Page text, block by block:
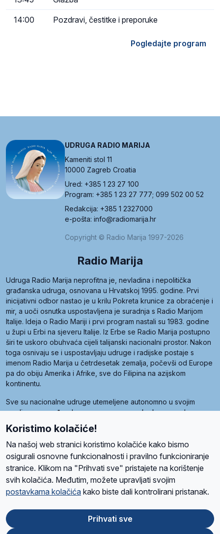
14:00 Pozdravi, čestitke i preporuke
Pogledajte program
UDRUGA RADIO MARIJA
Kameniti stol 11
10000 Zagreb Croatia
Ured: +385 1 23 27 100
Program: +385 1 23 27 777; 099 502 00 52
Redakcija: +385 1 2327000
e-pošta: info@radiomarija.hr
Copyright © Radio Marija 1997-2026
Radio Marija
Udruga Radio Marija neprofitna je, nevladina i nepolitička
građanska udruga, osnovana u Hrvatskoj 1995. godine. Prvi
inicijativni odbor nastao je u krilu Pokreta krunice za obraćenje i
mir, a uoči osnutka uspostavljena je suradnja s Radio Marijom
Italije. Ideja o Radio Mariji i prvi program nastali su 1983. godine
u župi u Erbi na sjeveru Italije. Iz Erbe se Radio Marija postupno
širi te uskoro obuhvaća cijeli talijanski nacionalni prostor. Nakon
toga osnivaju se i uspostavljaju udruge i radijske postaje s
imenom Radio Marija u četrdesetak zemalja, počevši od Europe
pa do obiju Amerika i Afrike, sve do Filipina na azijskom
kontinentu.
Sve su nacionalne udruge utemeljene autonomno u svojim
zemljama, a međusobna su povezane preko krovne udruge
pod nazivom Svjetska obitelj Radio Marije (World Family of
Radio Maria). Svjetsku obitelj utemeljilo je sedam članica, među
kojima je i hrvatska Udruga Radio Marija.
O namaRadio ProgramVolonteriPrijateljiKontaktPravila privatnosti
Ova stranica je zaštićena Google reCAPTCHA sustavom
Koristimo kolačiće!
Na našoj web stranici koristimo kolačiće kako bismo
osigurali osnovne funkcionalnosti i pravilno funkcioniranje
stranice. Klikom na "Prihvati sve" pristajete na korištenje
svih kolačića. Međutim, možete upravljati svojim
postavkama kolačića kako biste dali kontrolirani pristanak.
Prihvati sve